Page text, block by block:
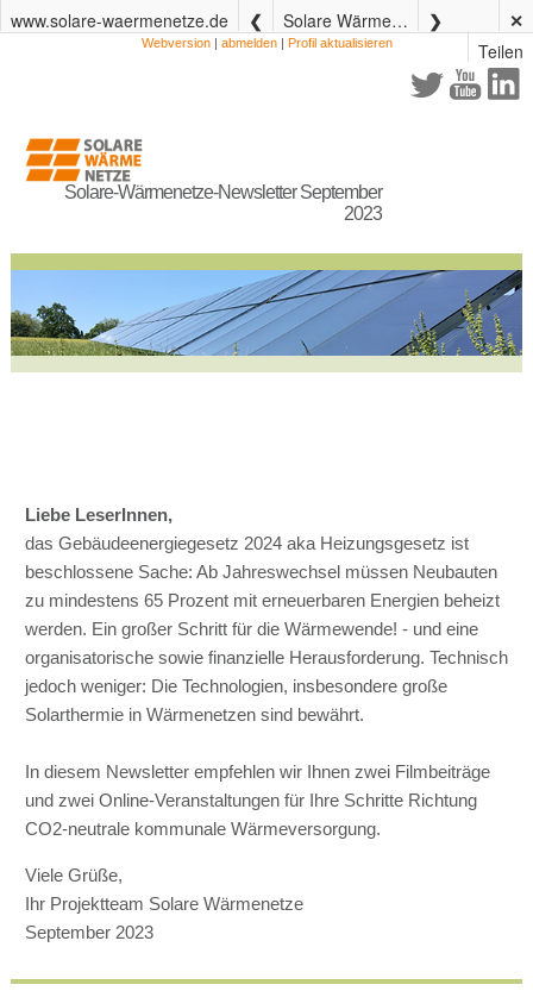
www.solare-waermenetze.de Solare Wärmenetze Newsletter – September 2023
✕
Teilen